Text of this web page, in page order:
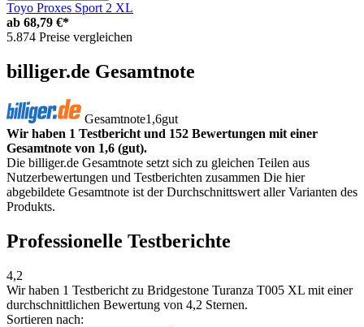
Toyo Proxes Sport 2 XL
ab 68,79 €*
5.874 Preise vergleichen
billiger.de Gesamtnote
Gesamtnote1,6gut
Wir haben 1 Testbericht und 152 Bewertungen mit einer
Gesamtnote von 1,6 (gut).
Die billiger.de Gesamtnote setzt sich zu gleichen Teilen aus
Nutzerbewertungen und Testberichten zusammen Die hier
abgebildete Gesamtnote ist der Durchschnittswert aller Varianten des
Produkts.
Professionelle Testberichte
4,2
Wir haben 1 Testbericht zu Bridgestone Turanza T005 XL mit einer
durchschnittlichen Bewertung von 4,2 Sternen.
Sortieren nach: